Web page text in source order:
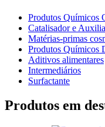
Produtos Químicos
Catalisador e
Matérias-primas
Produtos Químicos
Aditivos alimentares
Intermediários
Surfactante
Produtos em